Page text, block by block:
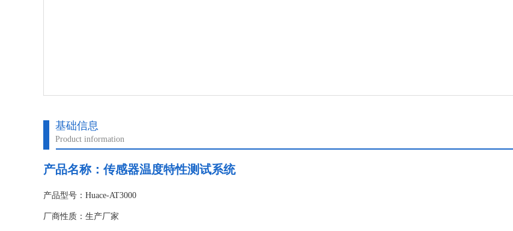
基础信息
Product information
产品名称：传感器温度特性测试系统
产品型号：Huace-AT3000
厂商性质：生产厂家